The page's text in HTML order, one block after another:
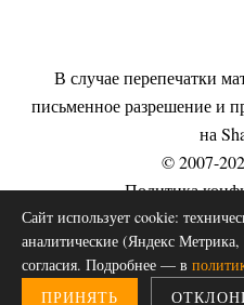
В случае перепечатки
письменное разрешение и
на
© 2007-
Политика
Согласие на
Публичная
Сайт использует cookie:
аналитические (Яндекс
согласия. Подробнее — в
ПРИНЯТЬ